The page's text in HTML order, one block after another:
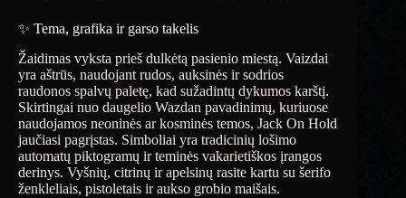
✨ Tema, grafika ir garso takelis
Žaidimas vyksta prieš dulkėtą pasienio miestą. Vaizdai
yra aštrūs, naudojant rudos, auksinės ir sodrios
raudonos spalvų paletę, kad sužadintų dykumos karštį.
Skirtingai nuo daugelio Wazdan pavadinimų, kuriuose
naudojamos neoninės ar kosminės temos, Jack On Hold
jaučiasi pagrįstas. Simboliai yra tradicinių lošimo
automatų piktogramų ir teminės vakarietiškos įrangos
derinys. Vyšnių, citrinų ir apelsinų rasite kartu su šerifo
ženkleliais, pistoletais ir aukso grobio maišais.